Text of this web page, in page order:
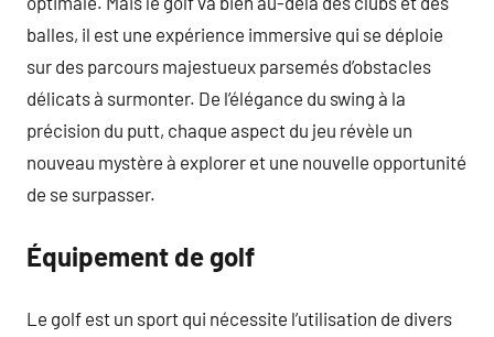
balles, il est une expérience immersive qui se déploie
sur des parcours majestueux parsemés d’obstacles
délicats à surmonter. De l’élégance du swing à la
précision du putt, chaque aspect du jeu révèle un
nouveau mystère à explorer et une nouvelle opportunité
de se surpasser.
Équipement de golf
Le golf est un sport qui nécessite l’utilisation de divers